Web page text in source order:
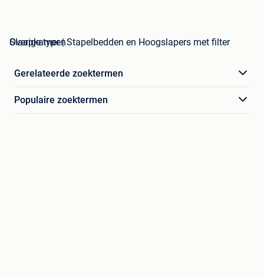
Slaapkamer | Stapelbedden en Hoogslapers met filter Overige typen
Gerelateerde zoektermen
Populaire zoektermen